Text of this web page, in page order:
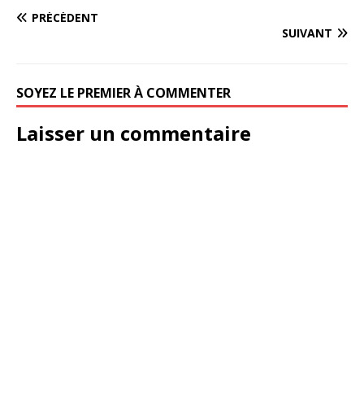
PRÉCÉDENT
SUIVANT
SOYEZ LE PREMIER À COMMENTER
Laisser un commentaire